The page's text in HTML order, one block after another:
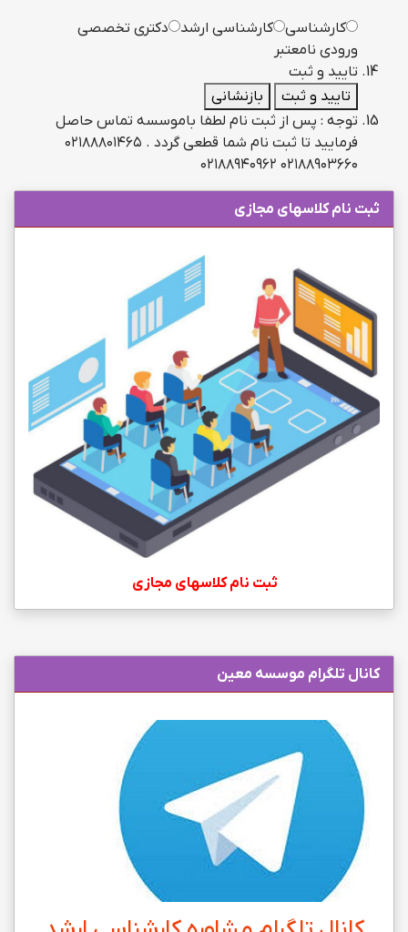
کارشناسی کارشناسی ارشد
دکتری تخصصی
ورودی نامعتبر
تایید و ثبت
تایید و ثبت
بازنشانی
توجه : پس از ثبت نام لطفا باموسسه تماس حاصل
فرمایید تا ثبت نام شما قطعی گردد . ۰۲۱۸۸۸۰۱۴۶۵
۰۲۱۸۸۹۰۳۶۶۰ ۰۲۱۸۸۹۴۰۹۶۲
ثبت نام کلاسهای مجازی
ثبت نام کلاسهای مجازی
کانال تلگرام موسسه معین